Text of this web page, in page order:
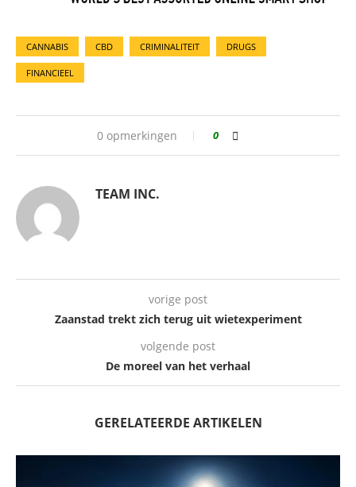
CANNABIS CBD CRIMINALITEIT DRUGS
FINANCIEEL
0 opmerkingen 0
TEAM INC.
vorige post
Zaanstad trekt zich terug uit wietexperiment
volgende post
De moreel van het verhaal
GERELATEERDE ARTIKELEN